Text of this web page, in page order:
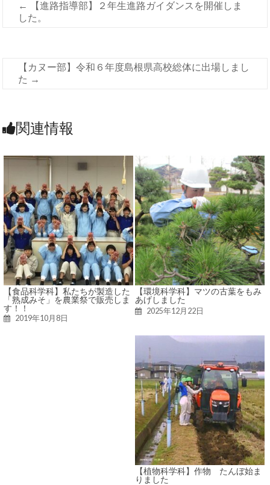
←
【進路指導部】２年生進路ガイダンスを開催しま
した。
【カヌー部】令和６年度島根県高校総体に出場しまし
た →
関連情報
【食品科学科】私たちが製造した
「熟成みそ」を農業祭で販売しま
す！！
2019年10月8日
【環境科学科】マツの古葉をもみ
あげしました
2025年12月22日
【植物科学科】作物 たんぼ始ま
りました